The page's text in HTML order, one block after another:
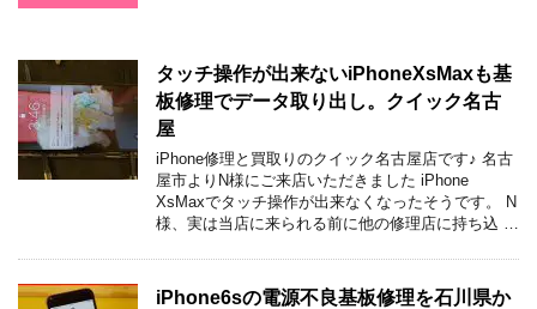
タッチ操作が出来ないiPhoneXsMaxも基
板修理でデータ取り出し。クイック名古
屋
iPhone修理と買取りのクイック名古屋店です♪ 名古
屋市よりN様にご来店いただきました iPhone
XsMaxでタッチ操作が出来なくなったそうです。 N
様、実は当店に来られる前に他の修理店に持ち込 …
iPhone6sの電源不良基板修理を石川県か